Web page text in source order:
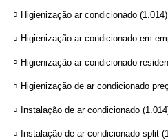
Higienização ar condicionado (1.014)
Higienização ar condicionado em
Higienização ar condicionado
Higienização de ar condicionado
Instalação de ar condicionado
Instalação de ar condicionado split